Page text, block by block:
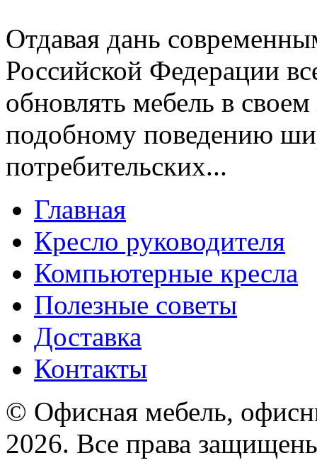
Отдавая дань
Российской Федерации
обновлять мебель в
подобному поведению
потребительских...
Главная
Кресло руководителя
Компьютерные кресла
Полезные советы
Доставка
Контакты
© Офисная мебель,
2026. Все права